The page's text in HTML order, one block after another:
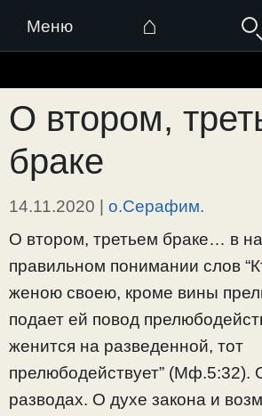
Меню ⌂
к
содержимому
О втором,
браке
14.11.2020 | о.Серафим.
О втором, третьем браке… в
правильном понимании слов
женою своею, кроме вины
подает ей повод
женится на разведенной, тот
прелюбодействует” (Мф.5:32).
разводах. О духе закона и